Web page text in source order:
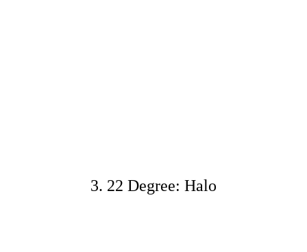
3. 22 Degree: Halo